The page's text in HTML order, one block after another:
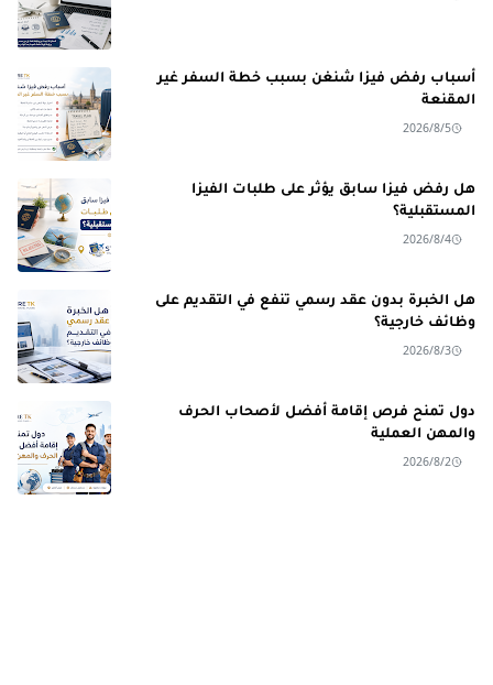
أسباب رفض فيزا شنغن بسبب خطة السفر غير
المقنعة
2026/8/5
هل رفض فيزا سابق يؤثر على طلبات الفيزا
المستقبلية؟
2026/8/4
هل الخبرة بدون عقد رسمي تنفع في التقديم على
وظائف خارجية؟
2026/8/3
دول تمنح فرص إقامة أفضل لأصحاب الحرف
والمهن العملية
2026/8/2